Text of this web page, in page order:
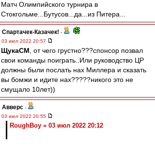
Матч Олимпийского турнира в
Стокгольме...Бутусов...да...из Питера...
Спартачек-Казачек! -
03 июл 2022 20:57
ЩукаСМ , от чего грустно???спонсор позвал
свои команды поиграть..Или руководство ЦР
должны были послать нах Миллера и сказать
вы бомжи и идите нах?????никого это не
смущало 10лет))
Авверс -
03 июл 2022 20:55
RoughBoy » 03 июл 2022 20:12